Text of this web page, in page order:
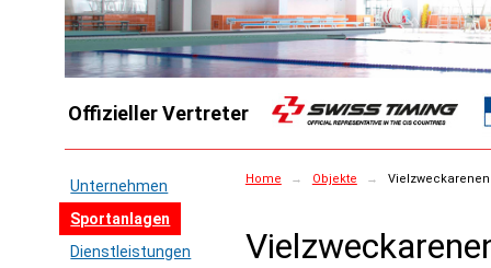
Offizieller Vertreter
Unternehmen
Sportanlagen
Dienstleistungen
Home → Objekte → Vielzweckarenen